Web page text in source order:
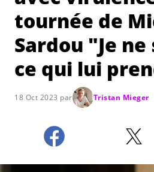
tournée de
Sardou "Je ne
ce qui lui
18 Oct 2023 par Tristan Mieger